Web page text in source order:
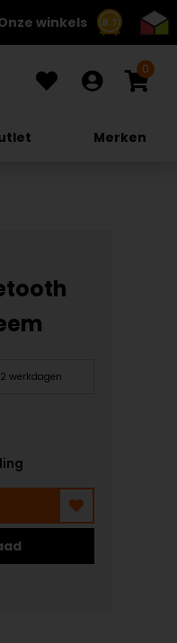
8.7
winkels
0
Merken
werkdagen